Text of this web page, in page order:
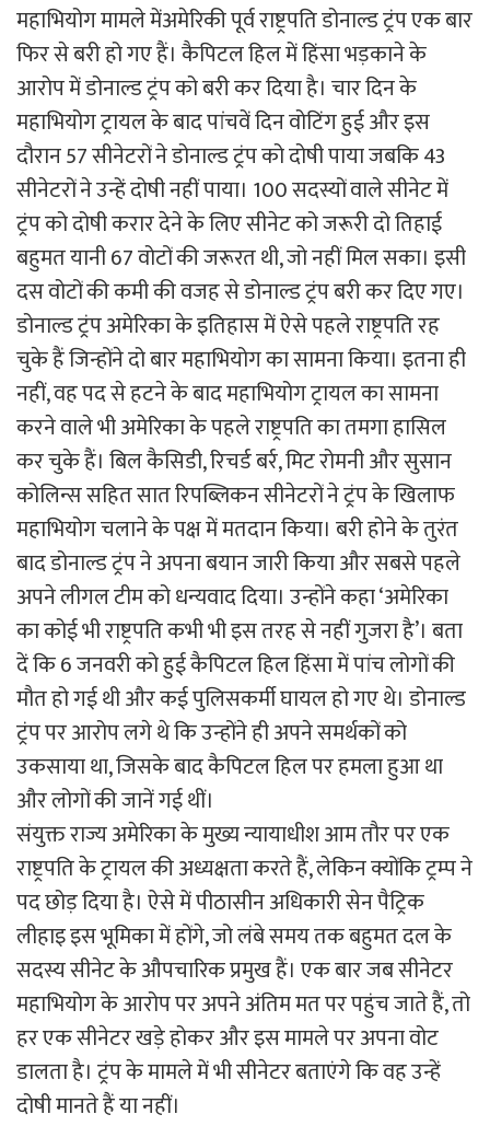
महाभियोग मामले मेंअमेरिकी पूर्व राष्ट्रपति डोनाल्ड ट्रंप एक बार
फिर से बरी हो गए हैं। कैपिटल हिल में हिंसा भड़काने के
आरोप में डोनाल्ड ट्रंप को बरी कर दिया है। चार दिन के
महाभियोग ट्रायल के बाद पांचवें दिन वोटिंग हुई और इस
दौरान 57 सीनेटरों ने डोनाल्ड ट्रंप को दोषी पाया जबकि 43
सीनेटरों ने उन्हें दोषी नहीं पाया। 100 सदस्यों वाले सीनेट में
ट्रंप को दोषी करार देने के लिए सीनेट को जरूरी दो तिहाई
बहुमत यानी 67 वोटों की जरूरत थी, जो नहीं मिल सका। इसी
दस वोटों की कमी की वजह से डोनाल्ड ट्रंप बरी कर दिए गए।
डोनाल्ड ट्रंप अमेरिका के इतिहास में ऐसे पहले राष्ट्रपति रह
चुके हैं जिन्होंने दो बार महाभियोग का सामना किया। इतना ही
नहीं, वह पद से हटने के बाद महाभियोग ट्रायल का सामना
करने वाले भी अमेरिका के पहले राष्ट्रपति का तमगा हासिल
कर चुके हैं। बिल कैसिडी, रिचर्ड बर्र, मिट रोमनी और सुसान
कोलिन्स सहित सात रिपब्लिकन सीनेटरों ने ट्रंप के खिलाफ
महाभियोग चलाने के पक्ष में मतदान किया। बरी होने के तुरंत
बाद डोनाल्ड ट्रंप ने अपना बयान जारी किया और सबसे पहले
अपने लीगल टीम को धन्यवाद दिया। उन्होंने कहा ‘अमेरिका
का कोई भी राष्ट्रपति कभी भी इस तरह से नहीं गुजरा है’। बता
दें कि 6 जनवरी को हुई कैपिटल हिल हिंसा में पांच लोगों की
मौत हो गई थी और कई पुलिसकर्मी घायल हो गए थे। डोनाल्ड
ट्रंप पर आरोप लगे थे कि उन्होंने ही अपने समर्थकों को
उकसाया था, जिसके बाद कैपिटल हिल पर हमला हुआ था
और लोगों की जानें गई थीं।
संयुक्त राज्य अमेरिका के मुख्य न्यायाधीश आम तौर पर एक
राष्ट्रपति के ट्रायल की अध्यक्षता करते हैं, लेकिन क्योंकि ट्रम्प ने
पद छोड़ दिया है। ऐसे में पीठासीन अधिकारी सेन पैट्रिक
लीहाइ इस भूमिका में होंगे, जो लंबे समय तक बहुमत दल के
सदस्य सीनेट के औपचारिक प्रमुख हैं। एक बार जब सीनेटर
महाभियोग के आरोप पर अपने अंतिम मत पर पहुंच जाते हैं, तो
हर एक सीनेटर खड़े होकर और इस मामले पर अपना वोट
डालता है। ट्रंप के मामले में भी सीनेटर बताएंगे कि वह उन्हें
दोषी मानते हैं या नहीं।